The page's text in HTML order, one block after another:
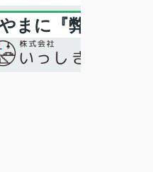
まに『弊社おす